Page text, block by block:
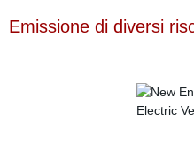
Emissione di diversi